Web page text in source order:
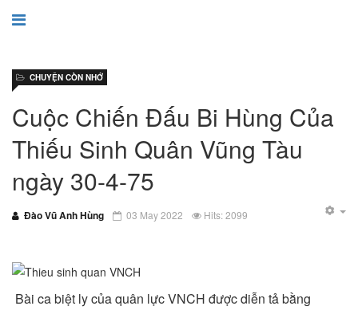
Cuộc Chiến Đấu Bi Hùng Của
Thiếu Sinh Quân Vũng Tàu
ngày 30-4-75
Đào Vũ Anh Hùng
CHUYỆN CÒN NHỚ
03 May 2022 Hits: 2099
Bài ca biệt ly của quân lực VNCH được diễn tả bằng